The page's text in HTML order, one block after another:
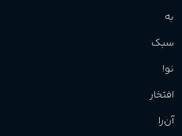
به
سبک
نو!
افتخار
آن‌را